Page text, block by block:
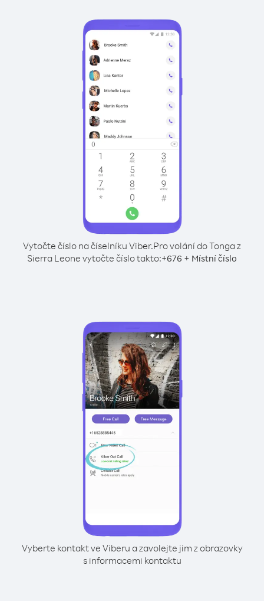
Vytočte číslo na číselníku Viber.Pro volání do Tonga z
Sierra Leone vytočte číslo takto:+676 + Místní číslo
Vyberte kontakt ve Viberu a zavolejte jim z obrazovky
s informacemi kontaktu